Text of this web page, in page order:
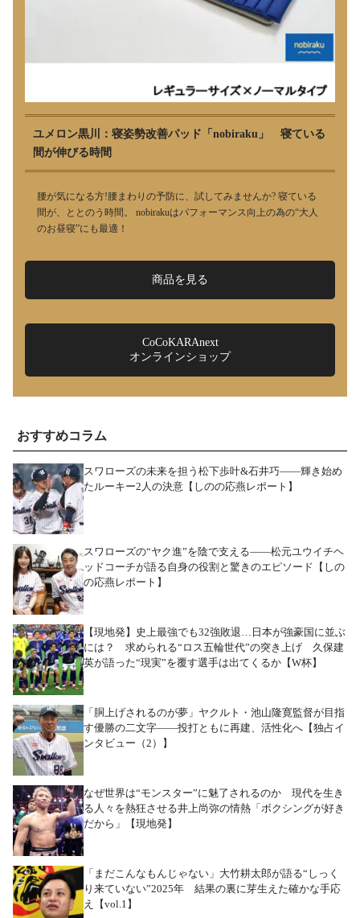
ユメロン黒川：寝姿勢改善パッド「nobiraku」 寝ている
間が伸びる時間
腰が気になる方!腰まわりの予防に、試してみませんか? 寝ている
間が、ととのう時間。 nobirakuはパフォーマンス向上の為の“大人
のお昼寝”にも最適！
商品を見る
CoCoKARAnext
オンラインショップ
おすすめコラム
スワローズの未来を担う松下歩叶&石井巧――輝き始め
たルーキー2人の決意【しのの応燕レポート】
スワローズの“ヤク進”を陰で支える――松元ユウイチヘ
ッドコーチが語る自身の役割と驚きのエピソード【しの
の応燕レポート】
【現地発】史上最強でも32強敗退…日本が強豪国に並ぶ
には？ 求められる“ロス五輪世代”の突き上げ 久保建
英が語った“現実”を覆す選手は出てくるか【W杯】
「胴上げされるのが夢」ヤクルト・池山隆寛監督が目指
す優勝の二文字――投打ともに再建、活性化へ【独占イ
ンタビュー（2）】
なぜ世界は“モンスター”に魅了されるのか 現代を生き
る人々を熱狂させる井上尚弥の情熱「ボクシングが好き
だから」【現地発】
「まだこんなもんじゃない」大竹耕太郎が語る“しっく
り来ていない”2025年 結果の裏に芽生えた確かな手応
え【vol.1】